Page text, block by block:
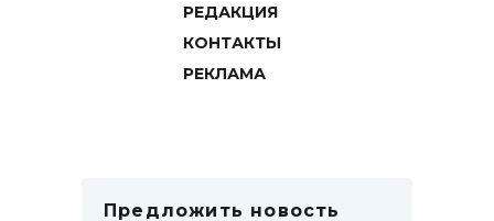
РЕДАКЦИЯ
КОНТАКТЫ
РЕКЛАМА
Предложить новость